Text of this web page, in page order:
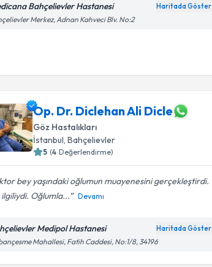
Bahçelievler Hastanesi Haritada Göster
Merkez, Adnan Kahveci Blv. No:2
Op. Dr. Diclehan Ali Dicle
Göz Hastalıkları
İstanbul , Bahçelievler
5 (4 Değerlendirme)
bey yaşındaki oğlumun muayenesini gerçekleştirdi.
Oğlumla...
Devamı
Medipol Hastanesi Haritada Göster
Mahallesi, Fatih Caddesi, No:1/8, 34196